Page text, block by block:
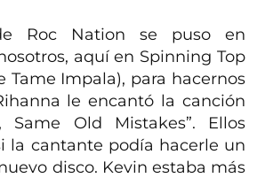
Roc Nation se puso en
aquí en Spinning Top
Tame Impala), para hacernos
le encantó la canción
Same Old Mistakes”. Ellos
la cantante podía hacerle un
disco. Kevin estaba más